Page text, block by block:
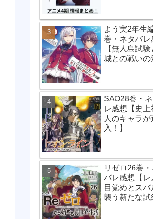
よう実2年生
巻・ネタバレ
【無人島試験
城との戦いの
SAO28巻・
レ感想【史上
人のキャラが
入！】
リゼロ26巻・
バレ感想【レ
目覚めとスバ
襲う新たな試